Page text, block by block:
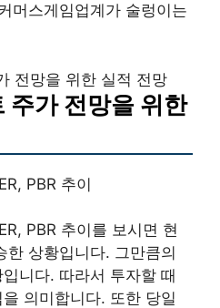
머스게임업계가 술렁이는
전망을 위한 실적 전망
주가 전망을 위한
PBR 추이
PBR 추이를 보시면 현
상황입니다. 그만큼의
니다. 따라서 투자할 때
의미합니다. 또한 당일